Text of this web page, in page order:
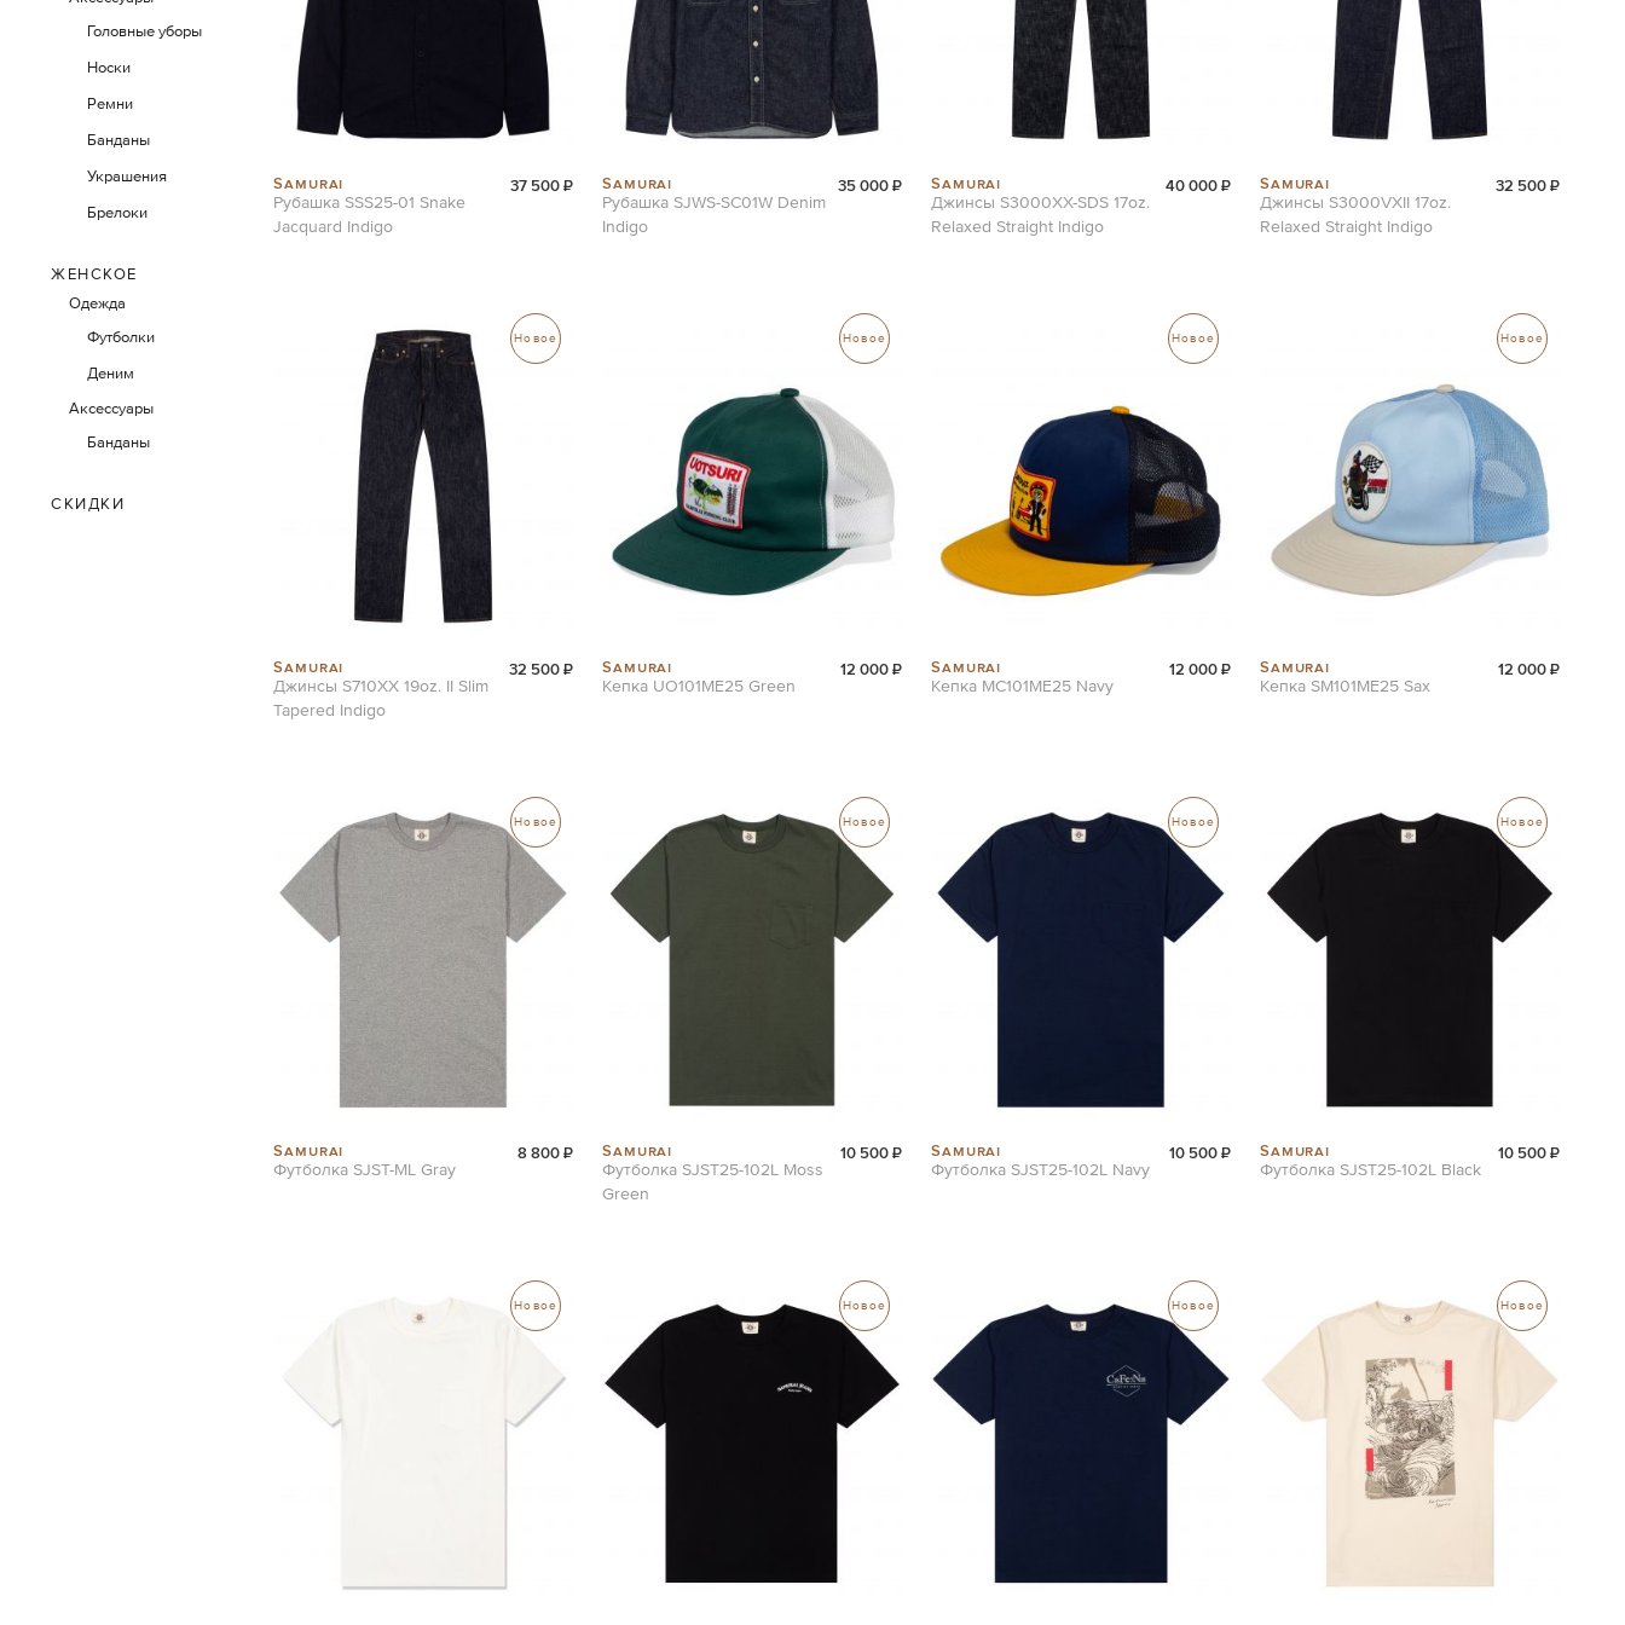
Головные уборы
Носки
Ремни
Банданы
Украшения
Брелоки
ЖЕНСКОЕ
Одежда
Футболки
Деним
Аксессуары
Банданы
СКИДКИ
Samurai 37 500 ₽
Рубашка SSS25-01 Snake
Jacquard Indigo
Samurai 35 000 ₽
Рубашка SJWS-SC01W Denim
Indigo
Samurai 40 000 ₽
Джинсы S3000XX-SDS 17oz.
Relaxed Straight Indigo
Samurai 32 500 ₽
Джинсы S3000VXII 17oz.
Relaxed Straight Indigo
Новое
Samurai 32 500 ₽
Джинсы S710XX 19oz. II Slim
Tapered Indigo
Новое
Samurai 12 000 ₽
Кепка UO101ME25 Green
Новое
Samurai 12 000 ₽
Кепка MC101ME25 Navy
Новое
Samurai 12 000 ₽
Кепка SM101ME25 Sax
Новое
Samurai 8 800 ₽
Футболка SJST-ML Gray
Новое
Samurai 10 500 ₽
Футболка SJST25-102L Moss
Green
Новое
Samurai 10 500 ₽
Футболка SJST25-102L Navy
Новое
Samurai 10 500 ₽
Футболка SJST25-102L Black
Новое Новое Новое Новое